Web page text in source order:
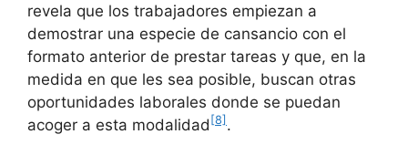
revela que los trabajadores empiezan a
demostrar una especie de cansancio con el
formato anterior de prestar tareas y que, en la
medida en que les sea posible, buscan otras
oportunidades laborales donde se puedan
acoger a esta modalidad [8] .